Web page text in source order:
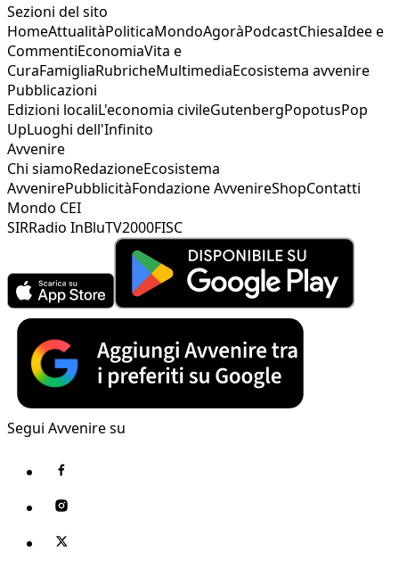
Sezioni del sito
HomeAttualitàPoliticaMondoAgoràPodcastChiesaIdee e
CommentiEconomiaVita e
CuraFamigliaRubricheMultimediaEcosistema avvenire
Pubblicazioni
Edizioni localiL'economia civileGutenbergPopotusPop
UpLuoghi dell'Infinito
Avvenire
Chi siamoRedazioneEcosistema
AvvenirePubblicitàFondazione AvvenireShopContatti
Mondo CEI
SIRRadio InBluTV2000FISC
Segui Avvenire su